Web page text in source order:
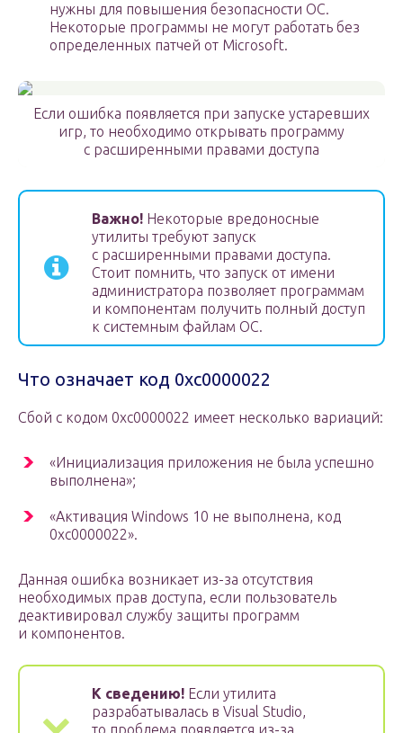
нужны для повышения безопасности ОС.
Некоторые программы не могут работать без
определенных патчей от Microsoft.
Если ошибка появляется при запуске устаревших
игр, то необходимо открывать программу
с расширенными правами доступа
Важно! Некоторые вредоносные
утилиты требуют запуск
с расширенными правами доступа.
Стоит помнить, что запуск от имени
администратора позволяет программам
и компонентам получить полный доступ
к системным файлам ОС.
Что означает код 0xc0000022
Сбой с кодом 0xc0000022 имеет несколько вариаций:
«Инициализация приложения не была успешно
выполнена»;
«Активация Windows 10 не выполнена, код
0xc0000022».
Данная ошибка возникает из-за отсутствия
необходимых прав доступа, если пользователь
деактивировал службу защиты программ
и компонентов.
К сведению! Если утилита
разрабатывалась в Visual Studio,
то проблема появляется из-за